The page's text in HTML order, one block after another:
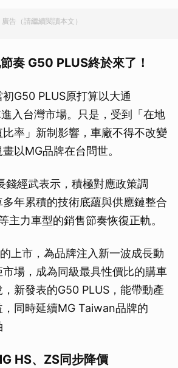
廣告（請繼續閱讀本文）
奏 G50 PLUS終於來了！
G50 PLUS原打算以大通
入台灣市場。只是，受到「在地
率」新制影響，車廠不得不改變
以MG品牌在台問世。
錢經武表示，積極對應政策調
年累積的技術底蘊與供應鏈整合
主力車型的銷售節奏恢復正軌。
的上市，為品牌注入新一波成長動
場，成為同級最具性價比的購車
新發表的G50 PLUS，能帶動產
同時延續MG Taiwan品牌的
HS、ZS同步降價